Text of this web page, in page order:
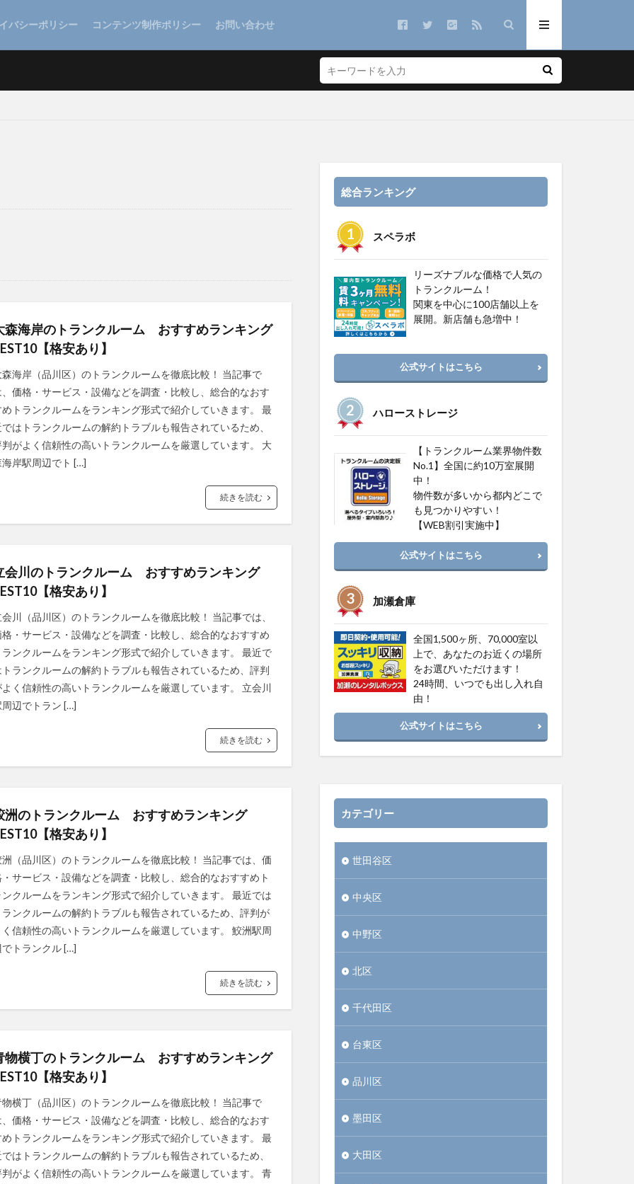
バシーポリシー コンテンツ制作ポリシー お問い合わせ
森海岸のトランクルーム おすすめランキング
【格安あり】
森海岸（品川区）のトランクルームを徹底比較！ 当記事で
、価格・サービス・設備などを調査・比較し、総合的なおす
めトランクルームをランキング形式で紹介していきます。 最
はトランクルームの解約トラブルも報告されているため、
判がよく信頼性の高いトランクルームを厳選しています。 大
海岸駅周辺でト […]
続きを読む
会川のトランクルーム おすすめランキング
【格安あり】
川（品川区）のトランクルームを徹底比較！ 当記事では、
格・サービス・設備などを調査・比較し、総合的なおすすめ
ランクルームをランキング形式で紹介していきます。 最近で
トランクルームの解約トラブルも報告されているため、評判
よく信頼性の高いトランクルームを厳選しています。 立会川
周辺でトラン […]
続きを読む
洲のトランクルーム おすすめランキング
【格安あり】
洲（品川区）のトランクルームを徹底比較！ 当記事では、価
・サービス・設備などを調査・比較し、総合的なおすすめト
ンクルームをランキング形式で紹介していきます。 最近では
ランクルームの解約トラブルも報告されているため、評判が
く信頼性の高いトランクルームを厳選しています。 鮫洲駅周
でトランクル […]
続きを読む
物横丁のトランクルーム おすすめランキング
【格安あり】
物横丁（品川区）のトランクルームを徹底比較！ 当記事で
、価格・サービス・設備などを調査・比較し、総合的なおす
めトランクルームをランキング形式で紹介していきます。 最
はトランクルームの解約トラブルも報告されているため、
判がよく信頼性の高いトランクルームを厳選しています。 青
総合ランキング
スペラボ
リーズナブルな価格で人気の
トランクルーム！
関東を中心に100店舗以上を
展開。新店舗も急増中！
公式サイトはこちら
ハローストレージ
【トランクルーム業界物件数
No.1】全国に約10万室展開
中！
物件数が多いから都内どこで
も見つかりやすい！
【WEB割引実施中】
公式サイトはこちら
加瀬倉庫
全国1,500ヶ所、70,000室以
上で、あなたのお近くの場所
をお選びいただけます！
24時間、いつでも出し入れ自
由！
公式サイトはこちら
カテゴリー
世田谷区
中央区
中野区
北区
千代田区
台東区
品川区
墨田区
大田区